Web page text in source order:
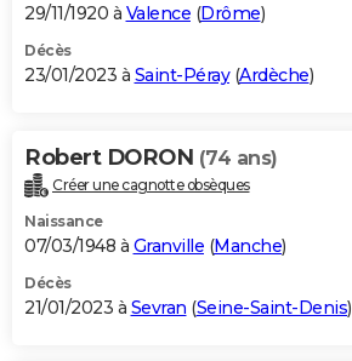
29/11/1920 à Valence (Drôme)
Décès
23/01/2023 à Saint-Péray(Ardèche)
Robert DORON (74 ans)
Créer une cagnotte obsèques
Naissance
07/03/1948 à Granville (Manche)
Décès
21/01/2023 à Sevran (Seine-Saint-Denis)